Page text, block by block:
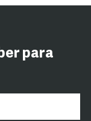
para